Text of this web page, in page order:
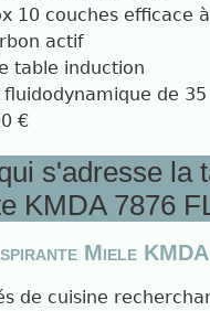
10 couches efficace
actif
table induction
de 35
€
s'adresse la
KMDA 7876
Miele
de cuisine